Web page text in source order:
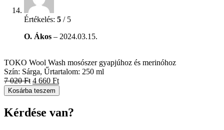
Értékelés: 5 / 5
O. Ákos – 2024.03.15.
TOKO Wool Wash mosószer gyapjúhoz és merinóhoz
Szín: Sárga, Űrtartalom: 250 ml
7 020Ft 4 660 Ft
Kosárba teszem
Kérdése van?